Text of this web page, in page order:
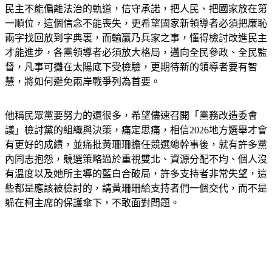
謝立功認為，民主的真諦就是少數服從多數、多數尊重少數，
民主不能偏離法治的軌道，信守承諾，把人民、把國家放在第
一順位，這個信念不能喪失，更希望國家新領導者必須把廉恥
兩字找回放到字典裏，而輸贏乃兵家之事，懂得檢討改進民主
才能進步，各黨領導者必須放大格局，邁向全民參政、全民監
督，凡事可攤在太陽底下受檢驗，更期待新的領導者要有智
他稱民眾黨要努力的還很多，希望儘速召開「黨務改造委會
議」檢討黨的組織與決策，痛定思痛，相信2026地方選舉才會
有更好的成績，並痛批黃珊珊擔任競選總幹事後，就有許多黨
內同志抱怨，競選策略過於重視雙北、資源分配不均、個人沒
有溫度以及她所主導的藍白合破局，許多支持者非常失望，這
些都是應該被檢討的，請黃珊珊給支持者們一個交代，而不是